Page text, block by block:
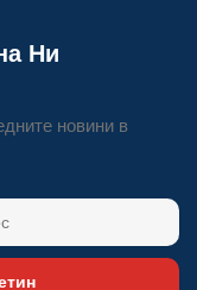
Ни
новини в